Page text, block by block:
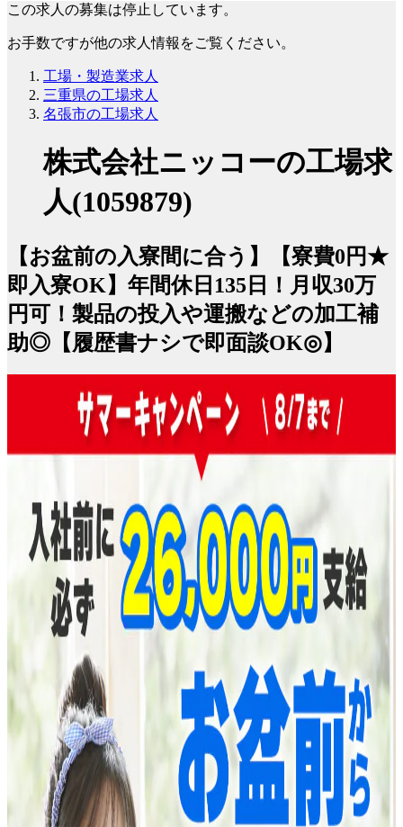
この求人の募集は停止しています。
お手数ですが他の求人情報をご覧ください。
工場・製造業求人
三重県の工場求人
名張市の工場求人
株式会社ニッコーの工場求
人(1059879)
【お盆前の入寮間に合う】【寮費0円★
即入寮OK】年間休日135日！月収30万
円可！製品の投入や運搬などの加工補
助◎【履歴書ナシで即面談OK◎】